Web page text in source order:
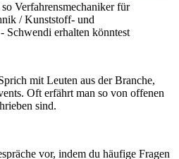
Verfahrensmechaniker für
/ Kunststoff- und
Schwendi erhalten könntest
mit Leuten aus der Branche,
Oft erfährt man so von offenen
sind.
vor, indem du häufige Fragen